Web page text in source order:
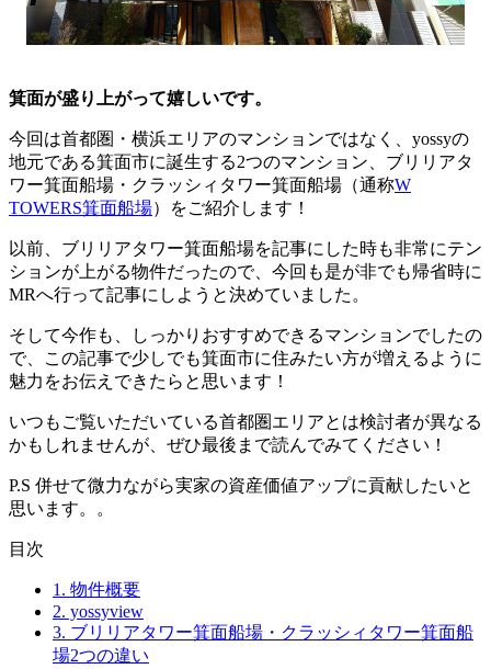
箕面が盛り上がって嬉しいです。
今回は首都圏・横浜エリアのマンションではなく、yossyの
地元である箕面市に誕生する2つのマンション、ブリリアタ
ワー箕面船場・クラッシィタワー箕面船場（通称W
TOWERS箕面船場）をご紹介します！
以前、ブリリアタワー箕面船場を記事にした時も非常にテン
ションが上がる物件だったので、今回も是が非でも帰省時に
MRへ行って記事にしようと決めていました。
そして今作も、しっかりおすすめできるマンションでしたの
で、この記事で少しでも箕面市に住みたい方が増えるように
魅力をお伝えできたらと思います！
いつもご覧いただいている首都圏エリアとは検討者が異なる
かもしれませんが、ぜひ最後まで読んでみてください！
P.S 併せて微力ながら実家の資産価値アップに貢献したいと
思います。。
目次
1. 物件概要
2. yossyview
3. ブリリアタワー箕面船場・クラッシィタワー箕面船
場2つの違い